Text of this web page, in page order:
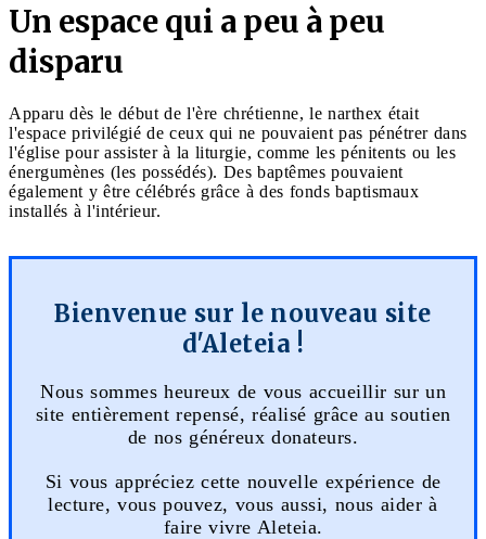
Un espace qui a peu à peu
disparu
Apparu dès le début de l'ère chrétienne, le narthex était
l'espace privilégié de ceux qui ne pouvaient pas pénétrer dans
l'église pour assister à la liturgie, comme les pénitents ou les
énergumènes (les possédés). Des baptêmes pouvaient
également y être célébrés grâce à des fonds baptismaux
installés à l'intérieur.
Bienvenue sur le nouveau site
d'Aleteia !
Nous sommes heureux de vous accueillir sur un
site entièrement repensé, réalisé grâce au soutien
de nos généreux donateurs.
Si vous appréciez cette nouvelle expérience de
lecture, vous pouvez, vous aussi, nous aider à
faire vivre Aleteia.